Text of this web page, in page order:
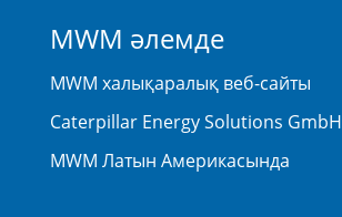
MWM әлемде
MWM халықаралық веб-сайты
Caterpillar Energy Solutions GmbH
MWM Латын Америкасында